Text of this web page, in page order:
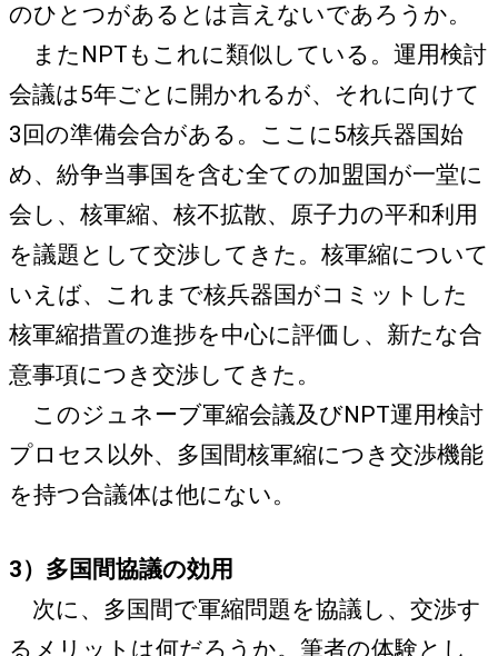
のひとつがあるとは言えないであろうか。
またNPTもこれに類似している。運用検討
会議は5年ごとに開かれるが、それに向けて
3回の準備会合がある。ここに5核兵器国始
め、紛争当事国を含む全ての加盟国が一堂に
会し、核軍縮、核不拡散、原子力の平和利用
を議題として交渉してきた。核軍縮について
いえば、これまで核兵器国がコミットした
核軍縮措置の進捗を中心に評価し、新たな合
意事項につき交渉してきた。
このジュネーブ軍縮会議及びNPT運用検討
プロセス以外、多国間核軍縮につき交渉機能
を持つ合議体は他にない。
3）多国間協議の効用
次に、多国間で軍縮問題を協議し、交渉す
るメリットは何だろうか。筆者の体験とし